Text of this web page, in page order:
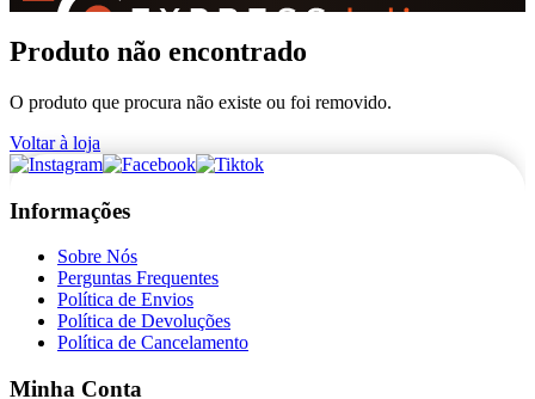
+de 36.000 reviews
Produto não encontrado
O produto que procura não existe ou foi removido.
Voltar à loja
Informações
Sobre Nós
Perguntas Frequentes
Política de Envios
Política de Devoluções
Política de Cancelamento
Minha Conta